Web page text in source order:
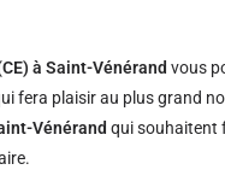
à Saint-Vénérand vous
fera plaisir au plus grand
Vénérand qui souhaitent